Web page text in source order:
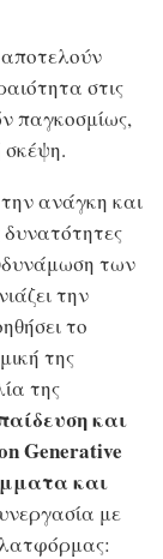
αποτελούν
στις
παγκοσμίως,
σκέψη.
ανάγκη και
δυνατότητες
των
την
το
της
της
και
Generative
και
με